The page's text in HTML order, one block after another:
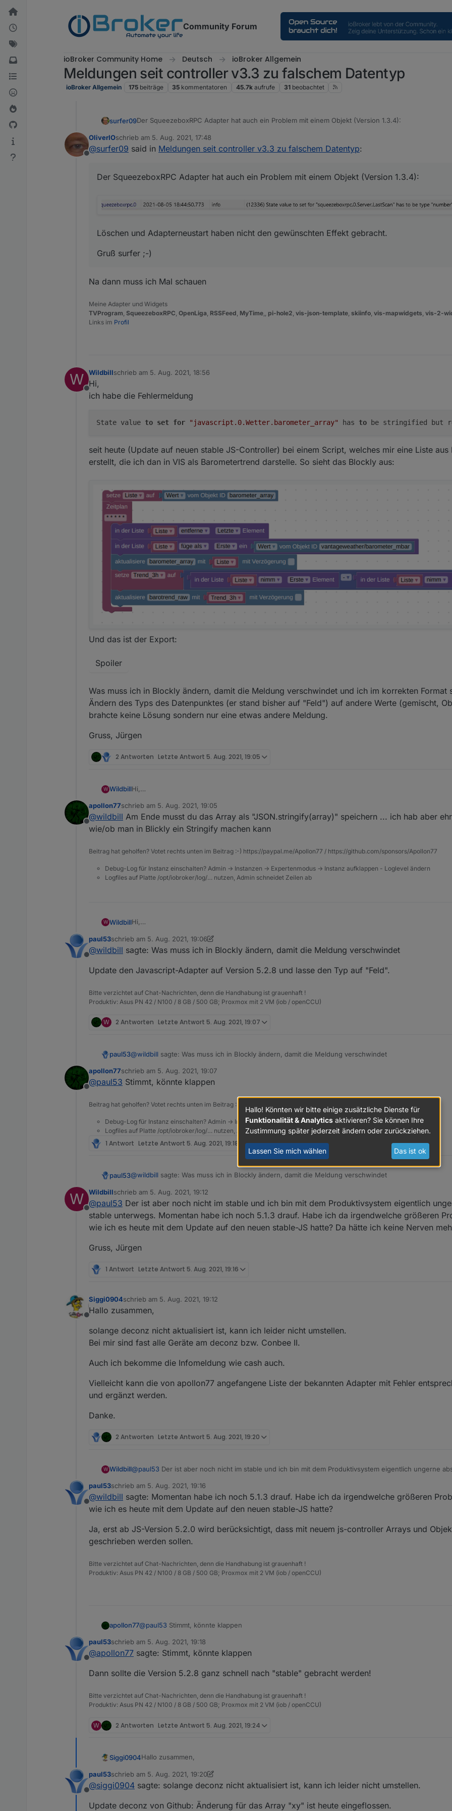
Weiter zum Inhalt
Community Forum
ioBroker Community Home Deutsch ioBroker Allgemein
Meldungen seit controller v3.3 zu falschem Datentyp
ioBroker Allgemein 175 beiträge 35 kommentatoren 45.7k aufrufe 31 beobachtet
surfer09Der SqueezeboxRPC Adapter hat auch ein Problem mit einem Objekt (Version 1.3.4):
Gruß surfer ;-)
Offline
OliverIOschrieb am 5. Aug. 2021, 17:48
zuletzt editiert von
@surfer09 said in Meldungen seit controller v3.3 zu falschem Datentyp:
Der SqueezeboxRPC Adapter hat auch ein Problem mit einem Objekt (Version 1.3.4):
Löschen und Adapterneustart haben nicht den gewünschten Effekt gebracht.
Gruß surfer ;-)
Na dann muss ich Mal schauen
Meine Adapter und Widgets
TVProgram SqueezeboxRPC OpenLiga RSSFeed MyTime pi-hole2 vis-json-template skiinfo vis-mapwidgets vis-2-
Links im Profil
W
Offline
Wildbillschrieb am 5. Aug. 2021, 18:56
zuletzt editiert von
Hi,
ich habe die Fehlermeldung
State value to set for "javascript.0.Wetter.barometer_array" has to be stringified but
seit heute (Update auf neuen stable JS-Controller) bei einem Script, welches mir eine Liste aus
erstellt, die ich dan in VIS als Barometertrend darstelle. So sieht das Blockly aus:
Und das ist der Export:
Spoiler
Was muss ich in Blockly ändern, damit die Meldung verschwindet und ich im korrekten Format
Ändern des Typs des Datenpunktes (er stand bisher auf "Feld") auf andere Werte (gemischt,
brahcte keine Lösung sondern nur eine etwas andere Meldung.
Gruss, Jürgen
2 Antworten Letzte Antwort 5. Aug. 2021, 19:05
W WildbillHi,
seit heute (Update auf neuen stable JS-Controller) bei einem Script, welches mir eine Liste aus
die ich dan in VIS als Barometertrend darstelle. So sieht das Blockly aus:
Und das ist der Export:
Typs des Datenpunktes (er stand bisher auf "Feld") auf andere Werte (gemischt, Objekt,
Gruss, Jürgen
Offline
apollon77schrieb am 5. Aug. 2021, 19:05
zuletzt editiert von
@wildbill Am Ende musst du das Array als "JSON.stringify(array)" speichern ... ich hab aber
wie/ob man in Blickly ein Stringify machen kann
Beitrag hat geholfen? Votet rechts unten im Beitrag :-) https://paypal.me/Apollon77 / https://github.com/sponsors/Apollon77
Debug-Log für Instanz einschalten? Admin -> Instanzen -> Expertenmodus -> Instanz aufklappen - Loglevel ändern
Logfiles auf Platte /opt/iobroker/log/… nutzen, Admin schneidet Zeilen ab
W WildbillHi,
die ich dan in VIS als Barometertrend darstelle. So sieht das Blockly aus:
Und das ist der Export:
Spoiler
Was muss ich in Blockly ändern, damit die Meldung verschwindet und ich im korrekten Format
Typs des Datenpunktes (er stand bisher auf "Feld") auf andere Werte (gemischt, Objekt,
Lösung sondern nur eine etwas andere Meldung.
Offline
paul53schrieb am 5. Aug. 2021, 19:06
zuletzt editiert von paul538. Mai 2021, 21:07
@wildbill sagte: Was muss ich in Blockly ändern, damit die Meldung verschwindet
Update den Javascript-Adapter auf Version 5.2.8 und lasse den Typ auf "Feld".
Bitte verzichtet auf Chat-Nachrichten, denn die Handhabung ist grauenhaft !
Produktiv: Asus PN 42 / N100 / 8 GB / 500 GB; Proxmox mit 2 VM (iob / openCCU)
W 2 Antworten Letzte Antwort 5. Aug. 2021, 19:07
paul53@wildbill sagte: Was muss ich in Blockly ändern, damit die Meldung verschwindet
Update den Javascript-Adapter auf Version 5.2.8 und lasse den Typ auf "Feld".
Offline
apollon77schrieb am 5. Aug. 2021, 19:07
zuletzt editiert von
@paul53 Stimmt, könnte klappen
Beitrag hat geholfen? Votet rechts unten im Beitrag :-) https://paypal.me/Apollon77 / https://github.com/sponsors/Apollon77
Debug-Log für Instanz einschalten? Admin -> Instanzen -> Expertenmodus -> Instanz aufklappen - Loglevel ändern
Logfiles auf Platte /opt/iobroker/log/… nutzen, Admin schneidet Zeilen ab
1 Antwort Letzte Antwort 5. Aug. 2021, 19:18
paul53@wildbill sagte: Was muss ich in Blockly ändern, damit die Meldung verschwindet
Update den Javascript-Adapter auf Version 5.2.8 und lasse den Typ auf "Feld".
W
Offline
Wildbillschrieb am 5. Aug. 2021, 19:12
zuletzt editiert von
@paul53 Der ist aber noch nicht im stable und ich bin mit dem Produktivsystem eigentlich
stable unterwegs. Momentan habe ich noch 5.1.3 drauf. Habe ich da irgendwelche größeren
wie ich es heute mit dem Update auf den neuen stable-JS hatte? Da hätte ich keine Nerven
Gruss, Jürgen
1 Antwort Letzte Antwort 5. Aug. 2021, 19:16
Offline
Siggi0904schrieb am 5. Aug. 2021, 19:12
zuletzt editiert von
Hallo zusammen,
solange deconz nicht aktualisiert ist, kann ich leider nicht umstellen.
Bei mir sind fast alle Geräte am deconz bzw. Conbee II.
Auch ich bekomme die Infomeldung wie cash auch.
Vielleicht kann die von apollon77 angefangene Liste der bekannten Adapter mit Fehler
und ergänzt werden.
Danke.
2 Antworten Letzte Antwort 5. Aug. 2021, 19:20
W Wildbill@paul53 Der ist aber noch nicht im stable und ich bin mit dem Produktivsystem eigentlich ungerne
heute mit dem Update auf den neuen stable-JS hatte? Da hätte ich keine Nerven mehr dazu heute...
Gruss, Jürgen
Offline
paul53schrieb am 5. Aug. 2021, 19:16
zuletzt editiert von
@wildbill sagte: Momentan habe ich noch 5.1.3 drauf. Habe ich da irgendwelche größeren
wie ich es heute mit dem Update auf den neuen stable-JS hatte?
Ja, erst ab JS-Version 5.2.0 wird berücksichtigt, dass mit neuem js-controller Arrays und
geschrieben werden sollen.
Bitte verzichtet auf Chat-Nachrichten, denn die Handhabung ist grauenhaft !
Produktiv: Asus PN 42 / N100 / 8 GB / 500 GB; Proxmox mit 2 VM (iob / openCCU)
apollon77@paul53 Stimmt, könnte klappen
Offline
paul53schrieb am 5. Aug. 2021, 19:18
zuletzt editiert von
@apollon77 sagte: Stimmt, könnte klappen
Dann sollte die Version 5.2.8 ganz schnell nach "stable" gebracht werden!
Bitte verzichtet auf Chat-Nachrichten, denn die Handhabung ist grauenhaft !
Produktiv: Asus PN 42 / N100 / 8 GB / 500 GB; Proxmox mit 2 VM (iob / openCCU)
W 2 Antworten Letzte Antwort 5. Aug. 2021, 19:24
Siggi0904Hallo zusammen,
solange deconz nicht aktualisiert ist, kann ich leider nicht umstellen.
Bei mir sind fast alle Geräte am deconz bzw. Conbee II.
Offline
paul53schrieb am 5. Aug. 2021, 19:20
zuletzt editiert von paul538. Mai 2021, 21:22
@siggi0904 sagte: solange deconz nicht aktualisiert ist, kann ich leider nicht umstellen.
Update deconz von Github: Änderung für das Array "xy" ist heute eingeflossen.
Hallo! Könnten wir bitte einige zusätzliche Dienste für
Funktionalität & Analytics aktivieren? Sie können Ihre
Zustimmung später jederzeit ändern oder zurückziehen.
Lassen Sie mich wählen Das ist ok